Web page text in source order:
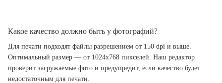
Какое качество должно быть у фотографий?
Для печати подходят файлы разрешением от 150 dpi и выше.
Оптимальный размер — от 1024x768 пикселей. Наш редактор
проверит загружаемые фото и предупредит, если качество будет
недостаточным для печати.